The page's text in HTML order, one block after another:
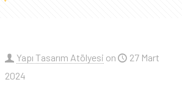
Yapı Tasarım Atölyesi on
27 Mart
2024